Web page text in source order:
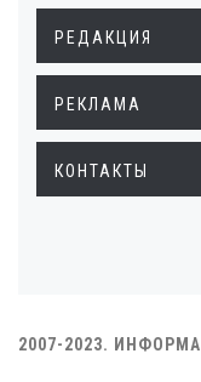
РЕДАКЦИЯ
РЕКЛАМА
КОНТАКТЫ
2007-2023.